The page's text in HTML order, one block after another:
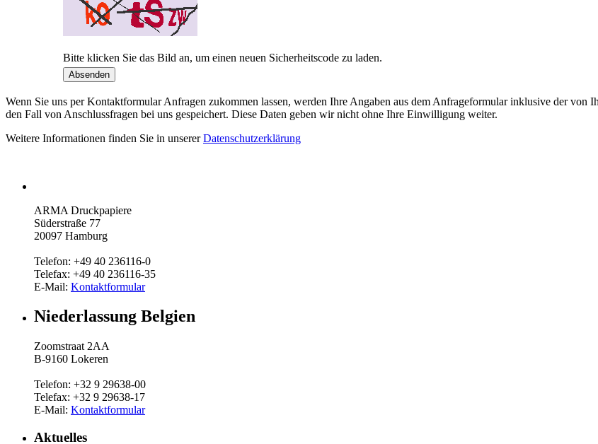
Bitte klicken Sie das Bild an, um einen neuen Sicherheitscode zu laden.
Wenn Sie uns per Kontaktformular Anfragen zukommen lassen, werden Ihre Angaben aus dem Anfrageformular inklusive der von
den Fall von Anschlussfragen bei uns gespeichert. Diese Daten geben wir nicht ohne Ihre Einwilligung weiter.
Weitere Informationen finden Sie in unsererDatenschutzerklärung
ARMA Druckpapiere
Süderstraße 77
20097 Hamburg
Telefon: +49 40 236116-0
Telefax: +49 40 236116-35
E-Mail: Kontaktformular
Niederlassung Belgien
Zoomstraat 2AA
B-9160 Lokeren
Telefon: +32 9 29638-00
Telefax: +32 9 29638-17
E-Mail: Kontaktformular
Aktuelles